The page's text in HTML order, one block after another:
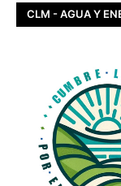
CLM - AGUA Y